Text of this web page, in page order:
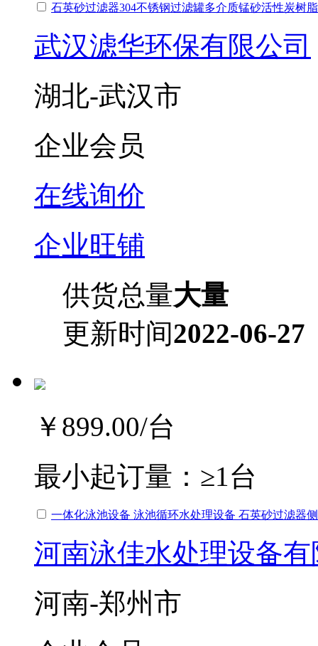
石英砂过滤器304不锈钢过滤罐多介质锰砂活性炭树
武汉滤华环保有限公司
湖北-武汉市
企业会员
在线询价
企业旺铺
供货总量大量
更新时间2022-06-27
￥899.00/台
最小起订量： ≥1台
一体化泳池设备 泳池循环水处理设备 石英砂过滤器
河南泳佳水处理设备
河南-郑州市